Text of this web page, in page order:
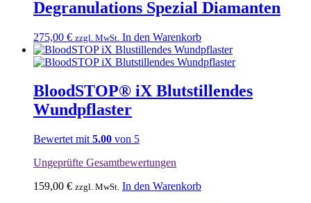
Degranulations Spezial Diamanten
275,00 € zzgl. MwSt. In den Warenkorb
BloodSTOP® iX Blutstillendes
Wundpflaster
Bewertet mit 5.00 von 5
Ungeprüfte Gesamtbewertungen
159,00 € zzgl. MwSt. In den Warenkorb